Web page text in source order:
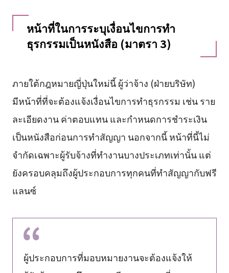
หน้าที่ในการระบุเงื่อนไขการทำ
ธุรกรรมเป็นหนังสือ (มาตรา 3)
ภายใต้กฎหมายญี่ปุ่นใหม่นี้ ผู้ว่าจ้าง (ฝ่ายบริษัท)
มีหน้าที่ที่จะต้องแจ้งเงื่อนไขการทำธุรกรรม เช่น ราย
ละเอียดงาน ค่าตอบแทน และกำหนดการชำระเงิน
เป็นหนังสือก่อนการทำสัญญา นอกจากนี้ หน้าที่นี้ไม่
จำกัดเฉพาะผู้รับจ้างที่ทำงานบางประเภทเท่านั้น แต่
ยังครอบคลุมถึงผู้ประกอบการทุกคนที่ทำสัญญากับฟรี
แลนซ์
ผู้ประกอบการที่มอบหมายงานจะต้องแจ้งให้